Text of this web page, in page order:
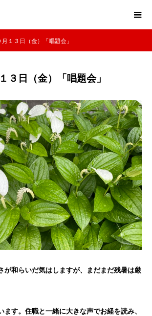
月１３日（金）「唱題会」
３日（金）「唱題会」
が和らいだ気はしますが、まだまだ残暑は厳
ます。住職と一緒に大きな声でお経を読み、